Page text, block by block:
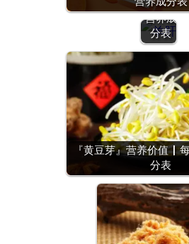
100g
营养成
分表
『黄豆芽』营养价值 |
分表